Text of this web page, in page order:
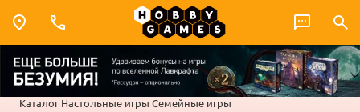
Каталог Настольные игры Семейные игры